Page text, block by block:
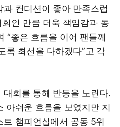
컨디션이 좋아 만족스럽
인 만큼 더욱 책임감과 동
“좋은 흐름을 이어 팬들께
록 최선을 다하겠다”고 각
대회를 통해 반등을 노린다.
아쉬운 흐름을 보였지만 지
트 챔피언십에서 공동 5위